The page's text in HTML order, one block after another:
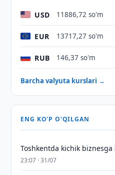
USD 11886,72 so'm
EUR 13717,27 so'm
RUB 146,37 so'm
Barcha valyuta kurslari →
ENG KO'P O'QILGAN
Toshkentda kichik
23:07 · 31/07